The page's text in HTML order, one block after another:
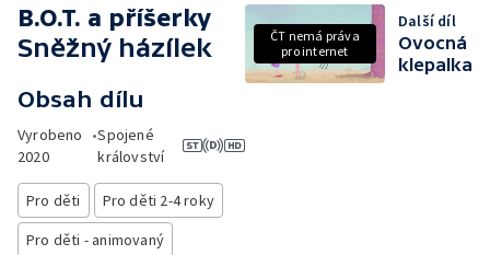
B.O.T. a příšerky
Sněžný házílek
Obsah dílu
Vyrobeno
2020
•Spojené
království
Pro děti
Pro děti 2-4 roky
Pro děti - animovaný
ČT nemá práva
pro internet
Další díl
Ovocná
klepalka